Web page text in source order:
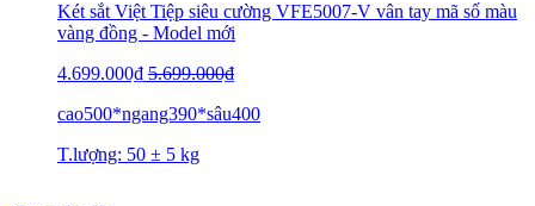
Két sắt Việt Tiệp siêu cường VFE5007-V vân tay mã số màu
vàng đồng - Model mới
4.699.000₫ 5.699.000₫
cao500*ngang390*sâu400
T.lượng: 50 ± 5 kg